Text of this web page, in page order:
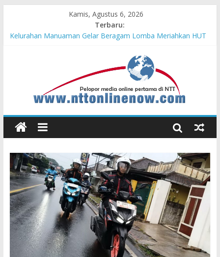
Kamis, Agustus 6, 2026
Terbaru:
Hasil KKN Kolaborasi UGM-Undana Jadi Pedoman Bangun
Kelurahan Manuaman Gelar Beragam Lomba Meriahkan HUT
Pengadaan Kapal PPA Perkuat Kemampuan Pertahanan Udara
TNI AL Hadapi Ancaman Maritim Modern
Cahaya Kemerdekaan di Nonotbatan: Listrik Masuk Desa, PLN
Honda AT Family Day Semarakkan 11 Kota di Jawa Timur